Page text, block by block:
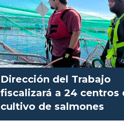
Dirección del Trabajo
fiscalizará a 24 centros
cultivo de salmones